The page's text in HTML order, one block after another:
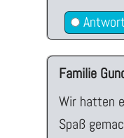
Familie
Wir hatten
Spaß